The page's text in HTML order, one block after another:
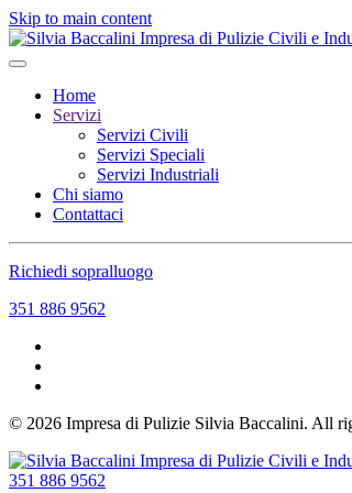
Skip to main content
Home
Servizi
Servizi Civili
Servizi Speciali
Servizi Industriali
Chi siamo
Contattaci
Richiedi sopralluogo
351 886 9562
© 2026 Impresa di Pulizie Silvia Baccalini. All
351 886 9562